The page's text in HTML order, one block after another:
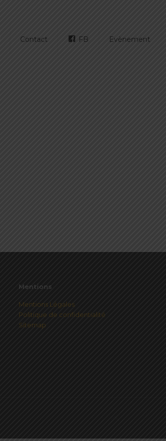
Contact FB Evènement
Mentions
Mentions Légales
Politique de confidentialité
Sitemap